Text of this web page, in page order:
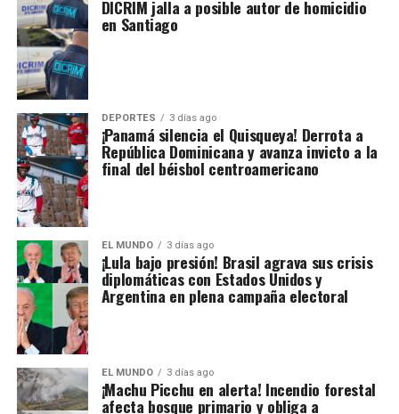
DICRIM jalla a posible autor de homicidio
en Santiago
DEPORTES 3 días ago
¡Panamá silencia el Quisqueya! Derrota a
República Dominicana y avanza invicto a la
final del béisbol centroamericano
EL MUNDO 3 días ago
¡Lula bajo presión! Brasil agrava sus crisis
diplomáticas con Estados Unidos y
Argentina en plena campaña electoral
EL MUNDO 3 días ago
¡Machu Picchu en alerta! Incendio forestal
afecta bosque primario y obliga a